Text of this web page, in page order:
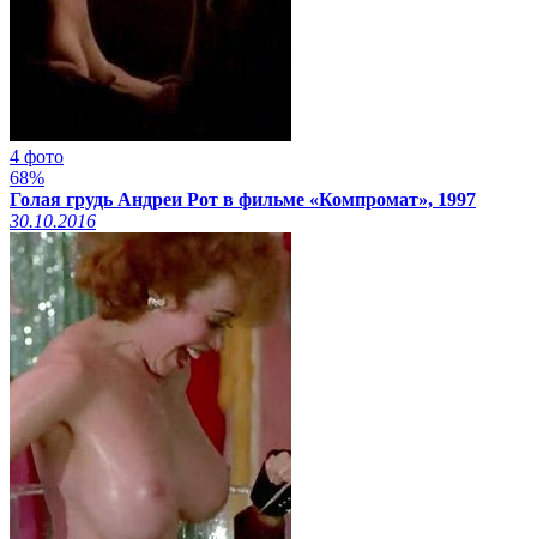
4 фото
68%
Голая грудь Андреи Рот в фильме «Компромат», 1997
30.10.2016